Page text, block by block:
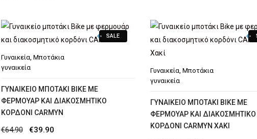
was:
€89.00.
τιμή
είναι:
€75.00.
SALE
Γυναικεία, Μποτάκια
γυναικεία
ΓΥΝΑΙΚΕΊΟ ΜΠΟΤΆΚΙ BIKE ΜΕ
ΦΕΡΜΟΥΆΡ ΚΑΙ ΔΙΑΚΟΣΜΗΤΙΚΌ
ΚΟΡΔΌΝΙ CARMYN
€64.90
Original
€39.90Η
Γυναικεία, Μποτάκια
γυναικεία
ΓΥΝΑΙΚΕΊΟ ΜΠΟΤΆΚΙ BIKE ΜΕ
ΦΕΡΜΟΥΆΡ ΚΑΙ ΔΙΑΚΟΣΜΗΤΙΚΌ
ΚΟΡΔΌΝΙ CARMYN ΧΑΚΊ